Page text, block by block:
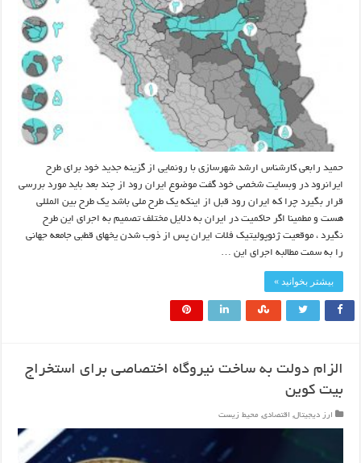
حمید رابعی کارشناس ارشد شهرسازی با رونمایی از گزینه جدید خود برای طرح
ایرانرود در وبسایت شخصی خود گفت موضوع ایران رود از چند بعد باید مورد بررسی
قرار بگیرد چرا که ایران رود قبل از اینکه یک طرح ملی باشد یک طرح بین المللی
هست و مطمینا اگر حاکمیت در ایران به دلایل مختلف تصمیم به اجرای این طرح
نگیرد ، موقعیت ژئوپولیتیک فلات ایران پس از ذوب شدن یخهای قطبی جامعه جهانی
را به سمت مطالبه اجرای این …
بیشتر بخوانید »
الزام دولت به ساخت نیروگاه اختصاصی برای استخراج
بیت کوین
ارز دیجیتال, اقتصادی, محیط زیست